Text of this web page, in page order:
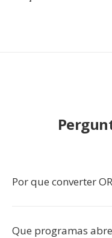
Por que converter
Que programas